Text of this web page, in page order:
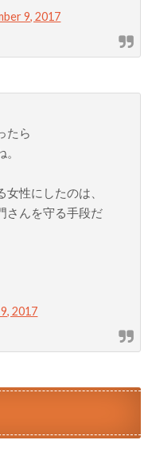
9, 2017
たら
性にしたのは、
さんを守る手段だ
2017